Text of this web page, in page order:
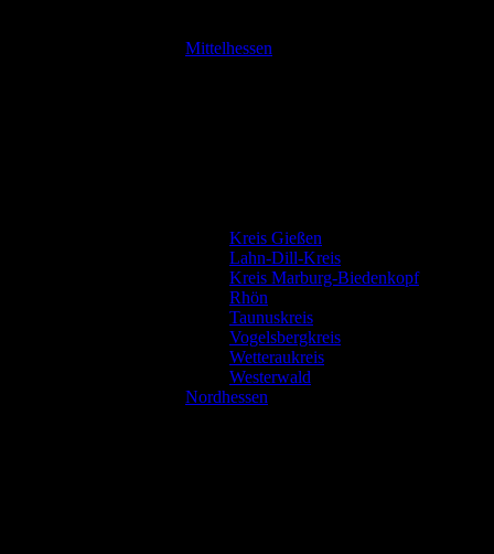
Mittelhessen
Kreis Gießen
Lahn-Dill-Kreis
Kreis Marburg-Biedenkopf
Rhön
Taunuskreis
Vogelsbergkreis
Wetteraukreis
Westerwald
Nordhessen